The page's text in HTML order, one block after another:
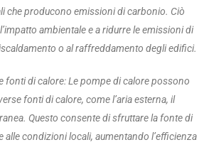
che producono emissioni di carbonio. Ciò
ambientale e a ridurre le emissioni di
o al raffreddamento degli edifici.
fonti di calore:Le pompe di calore possono
fonti di calore, come l’aria esterna, il
Questo consente di sfruttare la fonte di
alle condizioni locali, aumentando l’efficienza